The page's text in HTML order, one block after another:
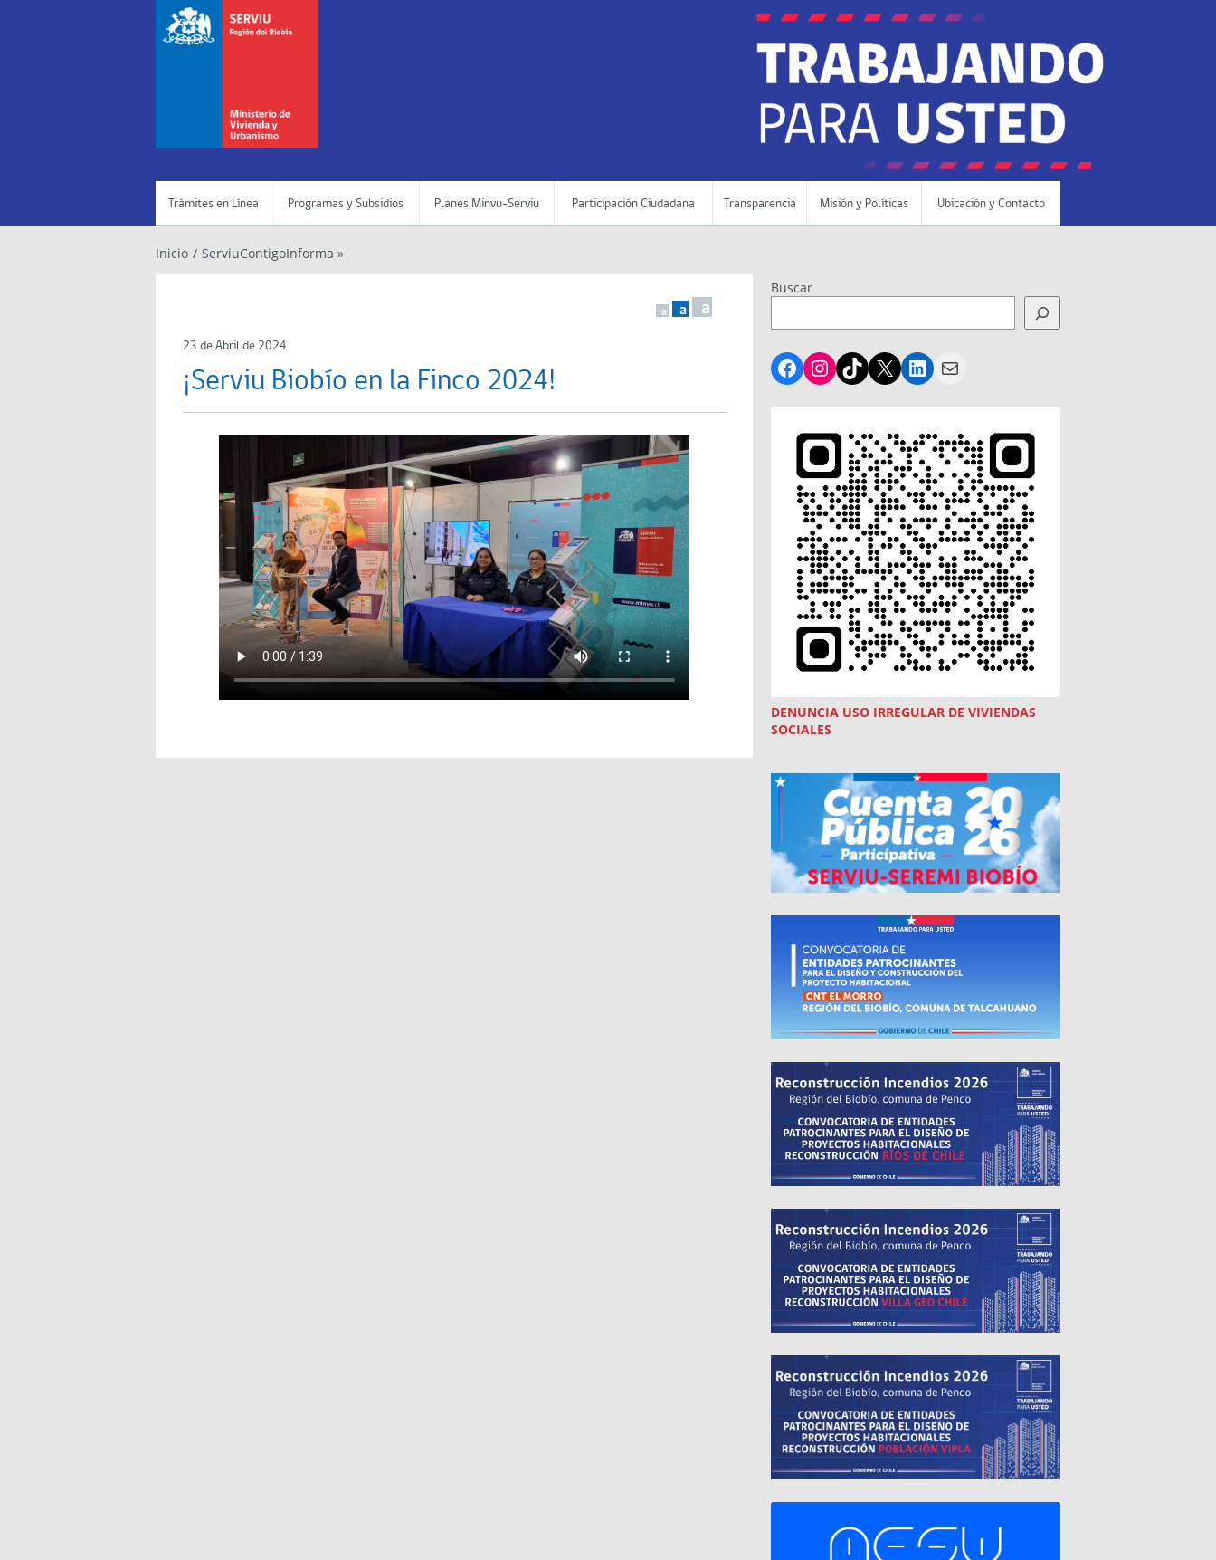
Trámites en Línea Programas y Subsidios Planes Minvu-Serviu Participación Ciudadana Transparencia Misión y Políticas Ubicación y Contacto
Inicio / ServiuContigoInforma »
a a a
23 de Abril de 2024
¡Serviu Biobío en la Finco 2024!
Buscar
Facebook
Instagram
TikTok
X LinkedIn
Mail
DENUNCIA USO IRREGULAR DE VIVIENDAS
SOCIALES